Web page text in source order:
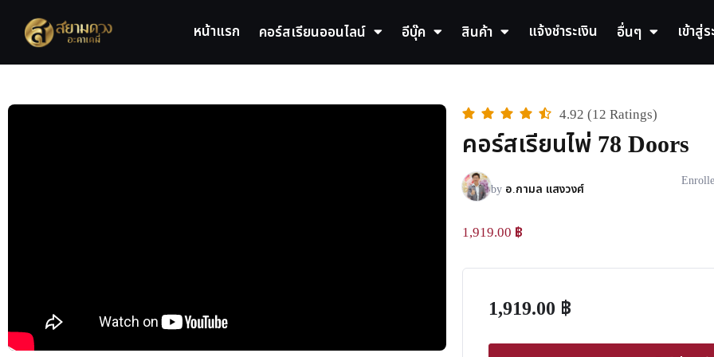
หน้าแรก คอร์สเรียนออนไลน์ อีบุ๊ค สินค้า แจ้งชำระเงิน อื่นๆ เข้าสู่
4.92 (12 Ratings)
คอร์สเรียนไพ่ 78 Doors
by อ.กามล แสงวงศ์
1,919.00 ฿
1,919.00 ฿